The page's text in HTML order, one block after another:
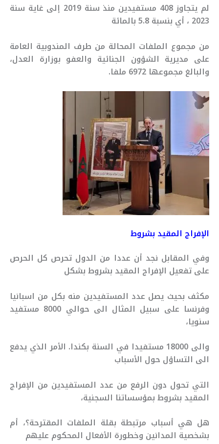
لم يتجاوز 408 مستفيدين منذ سنة 2019 إلى غاية سنة
2023 ، أي بنسبة 5.8 بالمائة
من مجموع الملفات المحالة من طرف المندوبية العامة
على مديرية الشؤون الجنائية والعفو بوزارة العدل،
والبالغ مجموعها 6972 ملفا.
الإفراج المقيد بشروط
وفي المقابل نجد أن عددا من الدول تحرص كل الحرص
على تفعيل الإفراج المقيد بشروط بشكل
مكثف بحيث يصل عدد المستفيدين منه بكل من اسبانيا
وفرنسا على سبيل المثال الى حوالي 8000 مستفيد
سنويا،
والى 18000 مستفيدا في السنة بكندا. الأمر الذي يدفع
الى التساؤل حول الأسباب
التي تحول دون الرفع من عدد المستفيدين من الإفراج
المقيد بشروط بمؤسساتنا السجنية،
هل هي أسباب مرتبطة بقلة الملفات المقترحة؟، أم
بشخصية المدانين وخطورة الأفعال المحكوم عليهم